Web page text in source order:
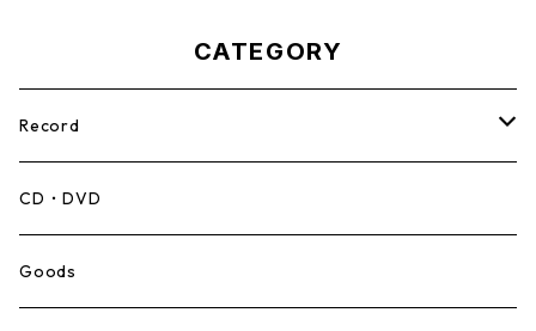
CATEGORY
Record
Mento,Calypso,Ballad
Ska
CD・DVD
Goods